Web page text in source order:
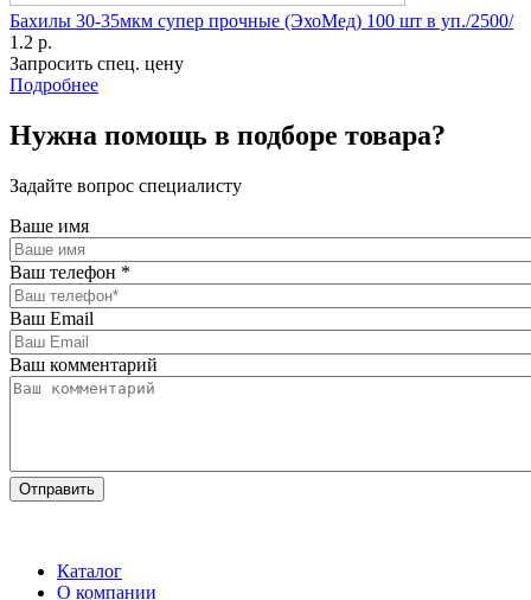
Бахилы 30-35мкм супер прочные (ЭхоМед) 100 шт в уп./2500/
1.2 р.
Запросить спец. цену
Подробнее
Нужна помощь в подборе товара?
Задайте вопрос специалисту
Ваше имя
Ваш телефон *
Ваш Email
Ваш комментарий
Каталог
О компании